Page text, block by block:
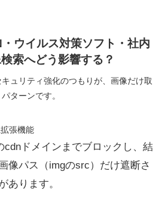
ウイルス対策ソフト・社内
索へどう影響する？
ュリティ強化のつもりが、画像だけ取
ターンです。
張機能
cdnドメインまでブロックし、結
像パス（imgのsrc）だけ遮断さ
あります。